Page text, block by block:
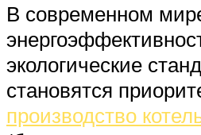
В современном
экологические
становятся
производство